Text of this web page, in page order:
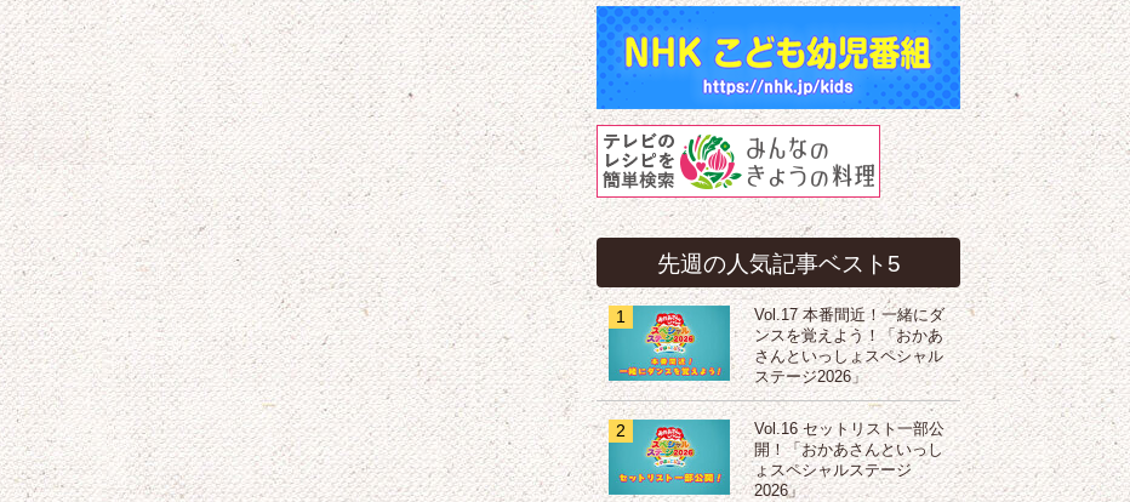
先週の人気記事ベスト5
1
Vol.17 本番間近！一緒にダ
ンスを覚えよう！「おかあ
さんといっしょスペシャル
ステージ2026」
2
Vol.16 セットリスト一部公
開！「おかあさんといっし
ょスペシャルステージ
2026」